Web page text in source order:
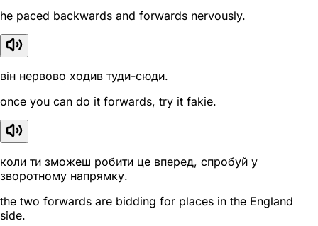
he paced backwards and forwards nervously.
він нервово ходив туди-сюди.
once you can do it forwards, try it fakie.
коли ти зможеш робити це вперед, спробуй у
зворотному напрямку.
the two forwards are bidding for places in the England
side.